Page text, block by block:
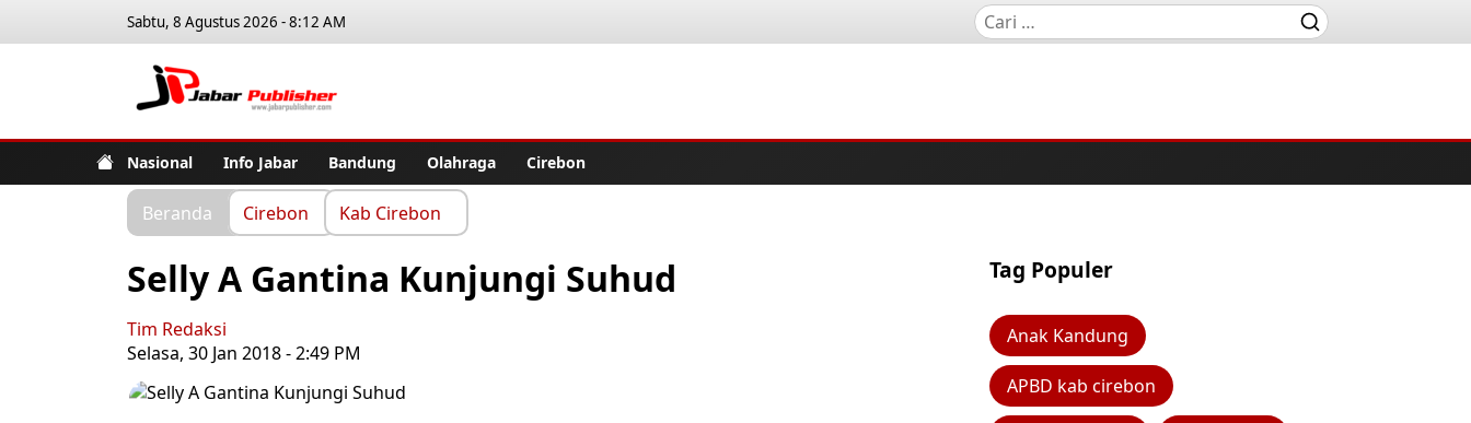
Sabtu, 8 Agustus 2026 - 8:12 AM
Nasional Info Jabar Bandung Olahraga Cirebon
Beranda Cirebon Kab Cirebon
Selly A Gantina Kunjungi Suhud
Tim Redaksi
Selasa, 30 Jan 2018 - 2:49 PM
Tag Populer
Anak Kandung
APBD kab cirebon